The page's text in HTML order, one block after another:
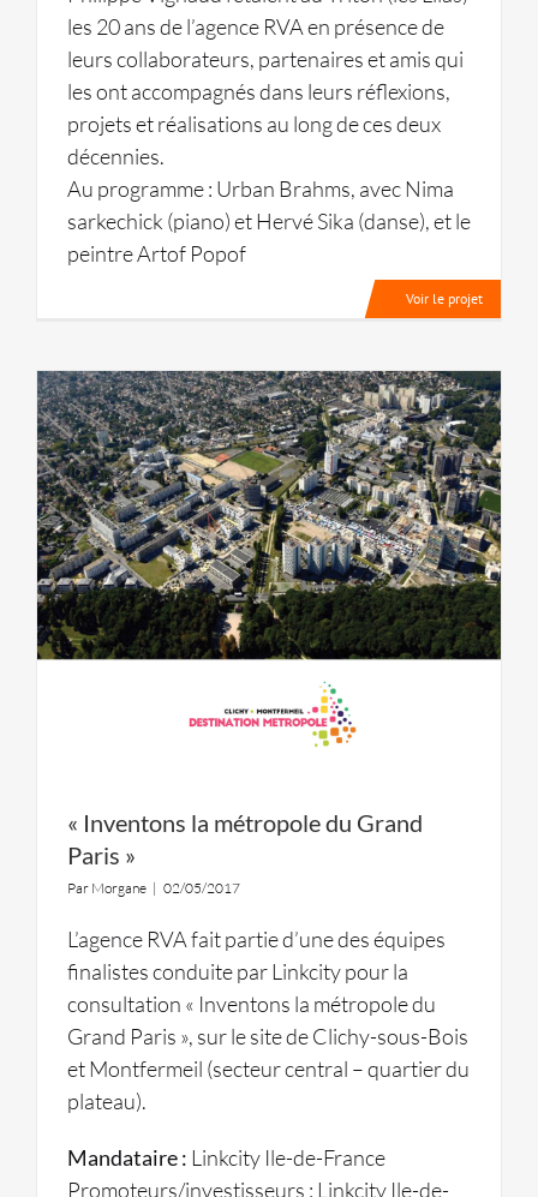
les 20 ans de l’agence RVA en présence de
leurs collaborateurs, partenaires et amis qui
les ont accompagnés dans leurs réflexions,
projets et réalisations au long de ces deux
décennies.
Au programme : Urban Brahms, avec Nima
sarkechick (piano) et Hervé Sika (danse), et le
peintre Artof Popof
Voir le projet
« Inventons la métropole du Grand
Paris »
Par Morgane | 02/05/2017
L’agence RVA fait partie d’une des équipes
finalistes conduite par Linkcity pour la
consultation « Inventons la métropole du
Grand Paris », sur le site de Clichy-sous-Bois
et Montfermeil (secteur central – quartier du
plateau).
Mandataire : Linkcity Ile-de-France
Promoteurs/investisseurs : Linkcity Ile-de-